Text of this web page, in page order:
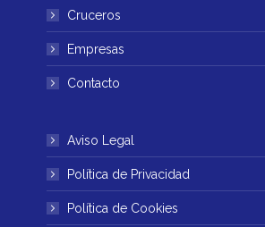
ventanaventana
Cruceros
Empresas
Contacto
Aviso Legal
Política de Privacidad
Política de Cookies